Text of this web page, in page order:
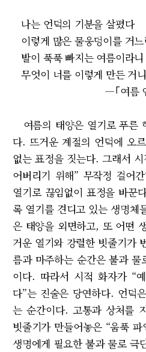
나는 언덕의 기분을 살폈다
이렇게 많은 물웅덩이를 거
발이 푹푹 빠지는 여름이라니
무엇이 너를 이렇게 만든 거니
―｢여름 언덕에서
여름의 태양은 열기로 푸른
다. 뜨거운 계절의 언덕에 오
없는 표정을 짓는다. 그래서
어버리기 위해” 무작정 걸어
열기로 끊임없이 표정을 바꾼
록 열기를 견디고 있는 생명체
은 태양을 외면하고, 또 어떤
거운 열기와 강렬한 빗줄기가
름과 마주하는 순간은 불과
이다. 따라서 시적 화자가 “
다”는 진술은 당연하다. 언덕
는 순간이다. 고통과 상처를
빗줄기가 만들어놓은 “움푹
생명에게 필요한 불과 물로 극